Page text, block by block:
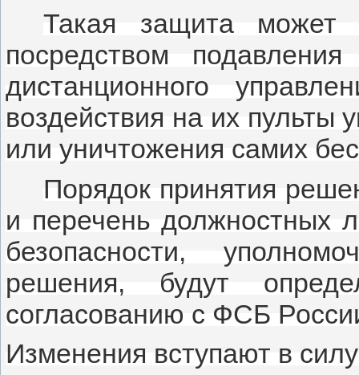
Такая защита может
посредством
дистанционного
воздействия на их пульты
или уничтожения самих
Порядок принятия
и перечень должностных
безопасности,
решения, будут
согласованию с ФСБ
Изменения вступают в